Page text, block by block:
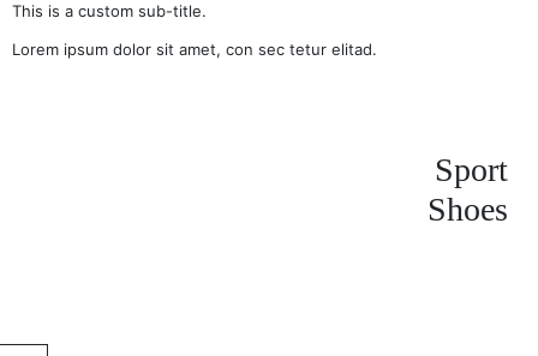
This is a custom sub-title.
Lorem ipsum dolor sit amet, con sec tetur elitad.
Sport
Shoes